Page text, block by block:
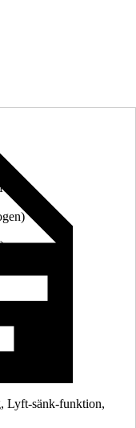
Lyft-sänk-funktion,